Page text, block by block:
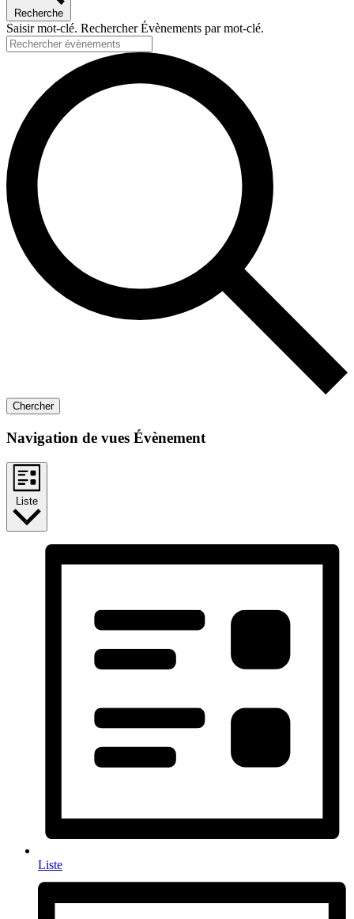
Recherche
Saisir mot-clé. Rechercher Évènements par mot-clé.
Chercher
Navigation de vues Évènement
Liste
Liste